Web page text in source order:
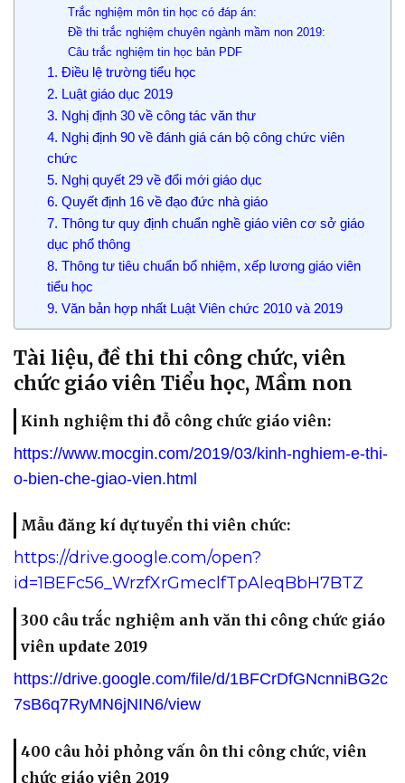
Trắc nghiệm môn tin học có đáp án:
Đề thi trắc nghiệm chuyên ngành mầm non 2019:
Câu trắc nghiệm tin học bản PDF
1. Điều lệ trường tiểu học
2. Luật giáo dục 2019
3. Nghị định 30 về công tác văn thư
4. Nghị định 90 về đánh giá cán bộ công chức viên
chức
5. Nghị quyết 29 về đổi mới giáo dục
6. Quyết định 16 về đạo đức nhà giáo
7. Thông tư quy định chuẩn nghề giáo viên cơ sở giáo
dục phổ thông
8. Thông tư tiêu chuẩn bổ nhiệm, xếp lương giáo viên
tiểu học
9. Văn bản hợp nhất Luật Viên chức 2010 và 2019
Tài liệu, đề thi thi công chức, viên
chức giáo viên Tiểu học, Mầm non
Kinh nghiệm thi đỗ công chức giáo viên:
https://www.mocgin.com/2019/03/kinh-nghiem-e-thi-
o-bien-che-giao-vien.html
Mẫu đăng kí dự tuyển thi viên chức:
https://drive.google.com/open?
id=1BEFc56_WrzfXrGmeclfTpAleqBbH7BTZ
300 câu trắc nghiệm anh văn thi công chức giáo
viên update 2019
https://drive.google.com/file/d/1BFCrDfGNcnniBG2c
7sB6q7RyMN6jNIN6/view
400 câu hỏi phỏng vấn ôn thi công chức, viên
chức giáo viên 2019